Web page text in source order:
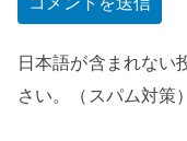
日本語が含まれない
さい。（スパム対策）